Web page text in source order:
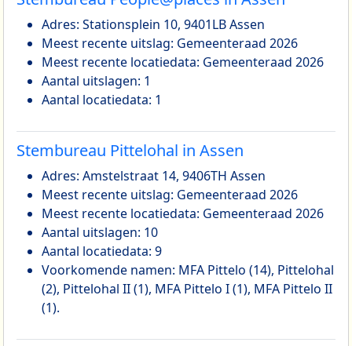
Adres: Stationsplein 10, 9401LB Assen
Meest recente uitslag: Gemeenteraad 2026
Meest recente locatiedata: Gemeenteraad 2026
Aantal uitslagen: 1
Aantal locatiedata: 1
Stembureau Pittelohal in Assen
Adres: Amstelstraat 14, 9406TH Assen
Meest recente uitslag: Gemeenteraad 2026
Meest recente locatiedata: Gemeenteraad 2026
Aantal uitslagen: 10
Aantal locatiedata: 9
Voorkomende namen: MFA Pittelo (14), Pittelohal
(2), Pittelohal II (1), MFA Pittelo I (1), MFA Pittelo II
(1).